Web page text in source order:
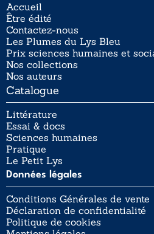
Accueil
Être édité
Contactez-nous
Les Plumes du Lys Bleu
Prix sciences humaines et
Nos collections
Nos auteurs
Catalogue
Littérature
Essai & docs
Sciences humaines
Pratique
Le Petit Lys
Données légales
Conditions Générales de vente
Déclaration de confidentialité
Politique de cookies